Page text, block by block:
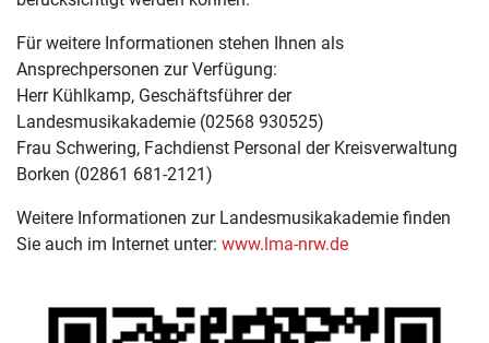
Für weitere Informationen stehen Ihnen als
Ansprechpersonen zur Verfügung:
Herr Kühlkamp, Geschäftsführer der
Landesmusikakademie (02568 930525)
Frau Schwering, Fachdienst Personal der Kreisverwaltung
Borken (02861 681-2121)
Weitere Informationen zur Landesmusikakademie finden
Sie auch im Internet unter: www.lma-nrw.de